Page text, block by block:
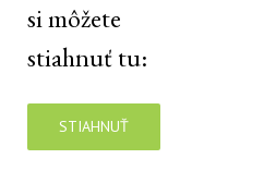
si môžete
stiahnuť tu:
STIAHNUŤ